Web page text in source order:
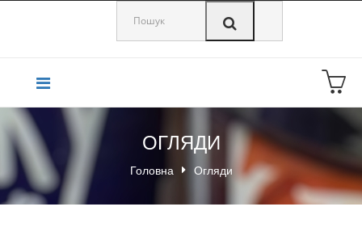
ОГЛЯДИ
Головна Огляди